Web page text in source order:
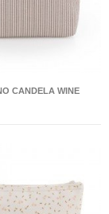
CANDELA WINE